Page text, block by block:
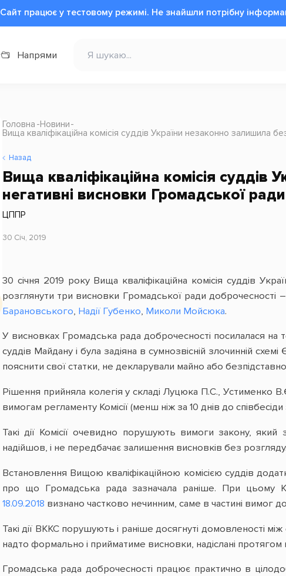
Сайт працює у тестовому режимі. Не знайшли потрібну
Напрями
Головна Новини
Вища кваліфікаційна комісія суддів України незаконно залишила
Назад
Вища кваліфікаційна комісія
негативні висновки Громадської
ЦППР
30 Січ, 2019
30 січня 2019 року Вища кваліфікаційна комісія суддів
розглянути три висновки Громадської ради доброчесності
Барановського, Надії Губенко, Миколи Мойсюка.
У висновках Громадська рада доброчесності посилалася
суддів Майдану і була задіяна в сумнозвісній злочинній
пояснити свої статки, не декларували майно або
Рішення прийняла колегія у складі Луцюка П.С., Устименко
вимогам регламенту Комісії (менш ніж за 10 днів до
Такі дії Комісії очевидно порушують вимоги закону,
надійшов, і не передбачає залишення висновків без розгляду.
Встановлення Вищою кваліфікаційною комісією суддів
про що Громадська рада зазначала раніше. При цьому
18.09.2018 визнано частково нечинним, саме в частині вимог
Такі дії ВККС порушують і раніше досягнуті домовленості
надто формально і прийматиме висновки, надіслані
Громадська рада доброчесності працює практично в